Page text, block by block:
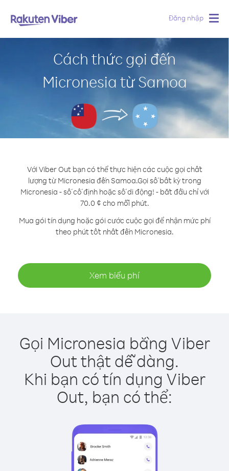
Đăng nhập
Cách thức gọi đến
Micronesia từ Samoa
Với Viber Out bạn có thể thực hiện các cuộc gọi chất
lượng từ Micronesia đến Samoa.Gọi số bất kỳ trong
Micronesia - số cố định hoặc số di động! - bắt đầu chỉ với
70.0 ¢ cho mỗi phút.
Mua gói tín dụng hoặc gói cước cuộc gọi để nhận mức phí
theo phút tốt nhất đến Micronesia.
Xem biểu phí
Gọi Micronesia bằng Viber
Out thật dễ dàng.
Khi bạn có tín dụng Viber
Out, bạn có thể: